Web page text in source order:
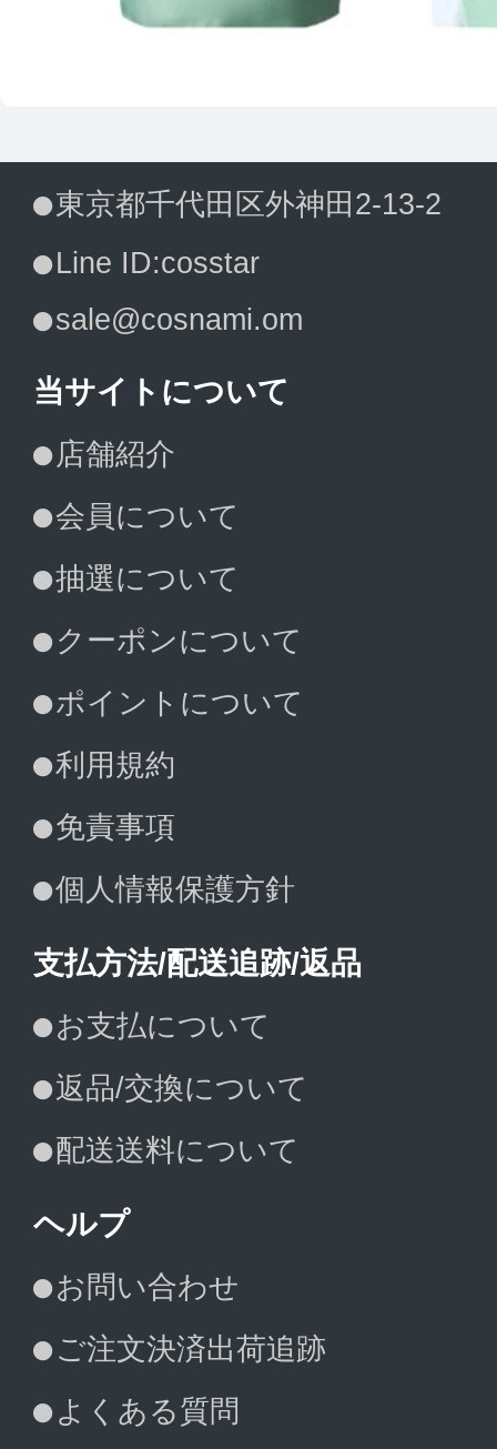
東京都千代田区外神田2-13-2
Line ID:cosstar
sale@cosnami.om
当サイトについて
店舗紹介
会員について
抽選について
クーポンについて
ポイントについて
利用規約
免責事項
個人情報保護方針
支払方法/配送追跡/返品
お支払について
返品/交換について
配送送料について
ヘルプ
お問い合わせ
ご注文決済出荷追跡
よくある質問